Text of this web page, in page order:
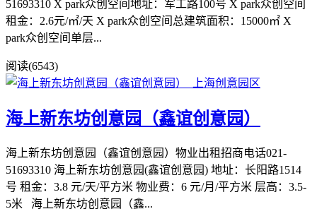
51693310 X park众创空间地址：军工路100号 X park众创空间
租金：2.6元/㎡/天 X park众创空间总建筑面积：15000㎡ X
park众创空间单层...
阅读(6543)
海上新东坊创意园（鑫谊创意园）
海上新东坊创意园（鑫谊创意园）物业出租招商电话021-
51693310 海上新东坊创意园(鑫谊创意园) 地址：长阳路1514
号 租金：3.8 元/天/平方米 物业费：6 元/月/平方米 层高：3.5-
5米 海上新东坊创意园（鑫...